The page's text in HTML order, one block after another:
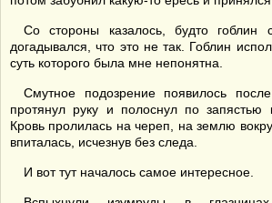
Со стороны казалось, будто
догадывался, что это не так. Гоблин
суть которого была мне непонятна.
Смутное подозрение появилось
протянул руку и полоснул по запястью
Кровь пролилась на череп, на землю
впиталась, исчезнув без следа.
И вот тут началось самое интересное.